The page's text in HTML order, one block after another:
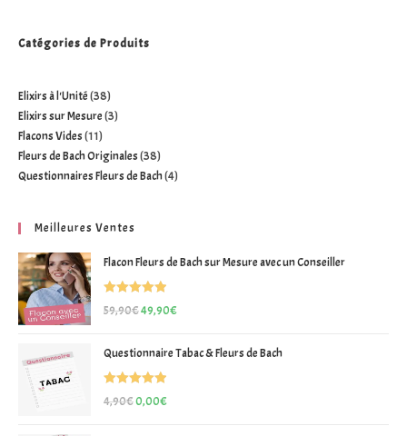
Catégories de Produits
Elixirs à l'Unité 38
Elixirs sur Mesure 3
Flacons Vides 11
Fleurs de Bach Originales 38
Questionnaires Fleurs de Bach 4
Meilleures Ventes
Flacon Fleurs de Bach sur Mesure avec un Conseiller
Note5.00
59,90€49,90€
Questionnaire Tabac & Fleurs de Bach
Note5.00
4,90€0,00€